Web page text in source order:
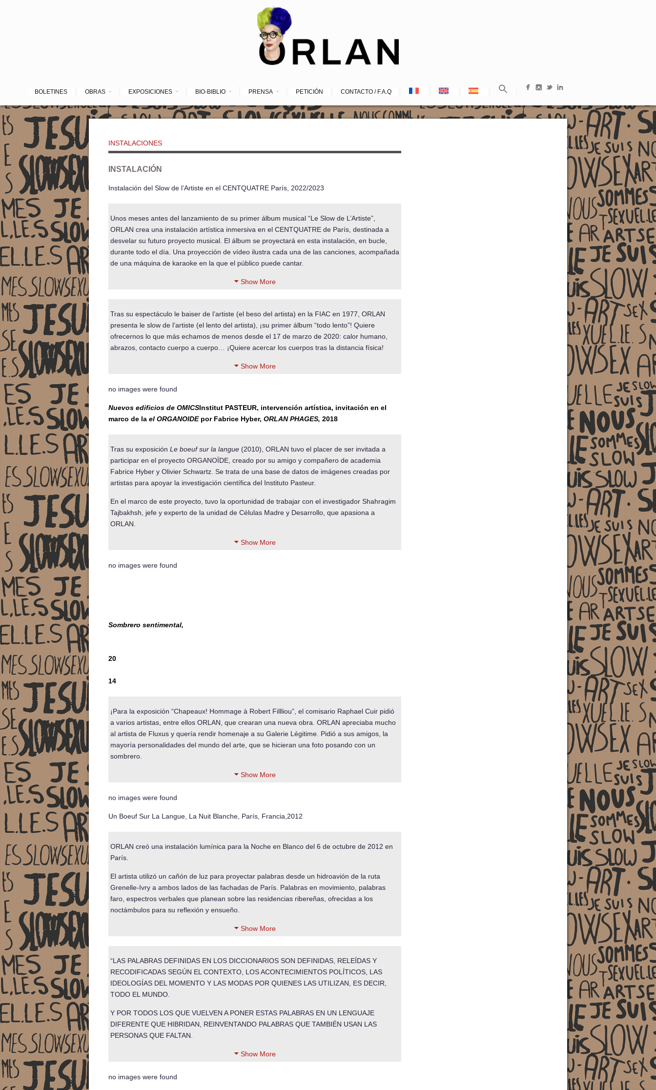
BOLETINES OBRAS EXPOSICIONES BIO-BIBLIO PRENSA PETICIÓN CONTACTO / F.A.Q
INSTALACIONES
INSTALACIÓN
Instalación del Slow de l’Artiste en el CENTQUATRE París, 2022/2023
Unos meses antes del lanzamiento de su primer álbum musical “Le Slow de L’Artiste”,
ORLAN crea una instalación artística inmersiva en el CENTQUATRE de París, destinada a
desvelar su futuro proyecto musical. El álbum se proyectará en esta instalación, en bucle,
durante todo el día. Una proyección de vídeo ilustra cada una de las canciones, acompañada
de una máquina de karaoke en la que el público puede cantar.
Show More
Tras su espectáculo le baiser de l’artiste (el beso del artista) en la FIAC en 1977, ORLAN
presenta le slow de l’artiste (el lento del artista), ¡su primer álbum “todo lento”! Quiere
ofrecernos lo que más echamos de menos desde el 17 de marzo de 2020: calor humano,
abrazos, contacto cuerpo a cuerpo… ¡Quiere acercar los cuerpos tras la distancia física!
Show More
no images were found
Nuevos edificios de OMICSInstitut PASTEUR, intervención artística, invitación en el
marco de la el ORGANOIDE por Fabrice Hyber, ORLAN PHAGES, 2018
Tras su exposición Le boeuf sur la langue (2010), ORLAN tuvo el placer de ser invitada a
participar en el proyecto ORGANOÏDE, creado por su amigo y compañero de academia
Fabrice Hyber y Olivier Schwartz. Se trata de una base de datos de imágenes creadas por
artistas para apoyar la investigación científica del Instituto Pasteur.
En el marco de este proyecto, tuvo la oportunidad de trabajar con el investigador Shahragim
Tajbakhsh, jefe y experto de la unidad de Células Madre y Desarrollo, que apasiona a
ORLAN.
Show More
no images were found
Sombrero sentimental,
20
14
¡Para la exposición “Chapeaux! Hommage à Robert Fillliou”, el comisario Raphael Cuir pidió
a varios artistas, entre ellos ORLAN, que crearan una nueva obra. ORLAN apreciaba mucho
al artista de Fluxus y quería rendir homenaje a su Galerie Légitime. Pidió a sus amigos, la
mayoría personalidades del mundo del arte, que se hicieran una foto posando con un
sombrero.
Show More
no images were found
Un Boeuf Sur La Langue, La Nuit Blanche, París, Francia,2012
ORLAN creó una instalación lumínica para la Noche en Blanco del 6 de octubre de 2012 en
París.
El artista utilizó un cañón de luz para proyectar palabras desde un hidroavión de la ruta
Grenelle-Ivry a ambos lados de las fachadas de París. Palabras en movimiento, palabras
faro, espectros verbales que planean sobre las residencias ribereñas, ofrecidas a los
noctámbulos para su reflexión y ensueño.
Show More
“LAS PALABRAS DEFINIDAS EN LOS DICCIONARIOS SON DEFINIDAS, RELEÍDAS Y
RECODIFICADAS SEGÚN EL CONTEXTO, LOS ACONTECIMIENTOS POLÍTICOS, LAS
IDEOLOGÍAS DEL MOMENTO Y LAS MODAS POR QUIENES LAS UTILIZAN, ES DECIR,
TODO EL MUNDO.
Y POR TODOS LOS QUE VUELVEN A PONER ESTAS PALABRAS EN UN LENGUAJE
DIFERENTE QUE HIBRIDAN, REINVENTANDO PALABRAS QUE TAMBIÉN USAN LAS
PERSONAS QUE FALTAN.
Show More
no images were found